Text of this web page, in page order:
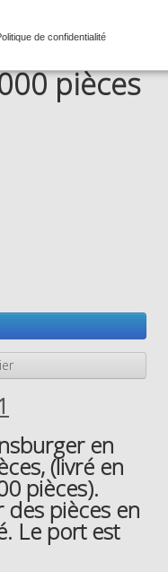
en
pièces
en
(livré en
pièces).
pièces en
Le port est
de confidentialité